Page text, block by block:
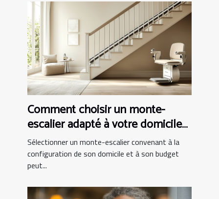
Comment choisir un monte-
escalier adapté à votre domicile
et budget
Sélectionner un monte-escalier convenant à la
configuration de son domicile et à son budget
peut...